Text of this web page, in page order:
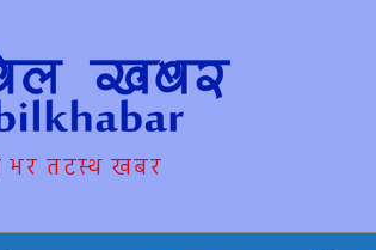
भर तटस्थ खबर